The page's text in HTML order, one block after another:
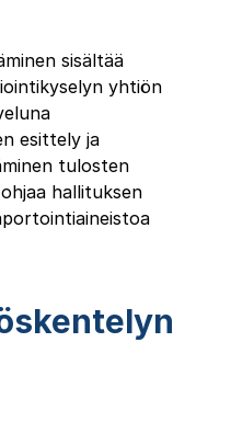
sisältää
yhtiön
esittely ja
tulosten
hallituksen